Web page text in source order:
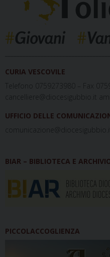
CURIA VESCOVILE
Telefono 0759273980 – Fax
cancelliere@diocesigubbio.it
UFFICIO DELLE
comunicazione@diocesigubbio.it
BIAR – BIBLIOTECA E
PICCOLACCOGLIENZA